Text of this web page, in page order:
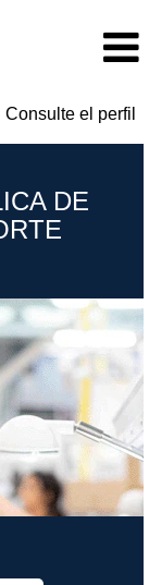
Consulte el perfil
DE